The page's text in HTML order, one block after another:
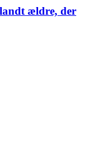
ældre, der